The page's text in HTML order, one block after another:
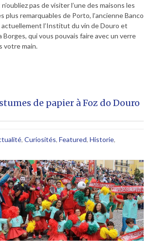
n’oubliez pas de visiter l’une des maisons les
plus remarquables de Porto, l’ancienne Banco
l’Institut du vin de Douro et
Borges, qui vous pouvais faire avec un verre
votre main.
de papier à Foz do Douro
, Curiosités, Featured, Historie,